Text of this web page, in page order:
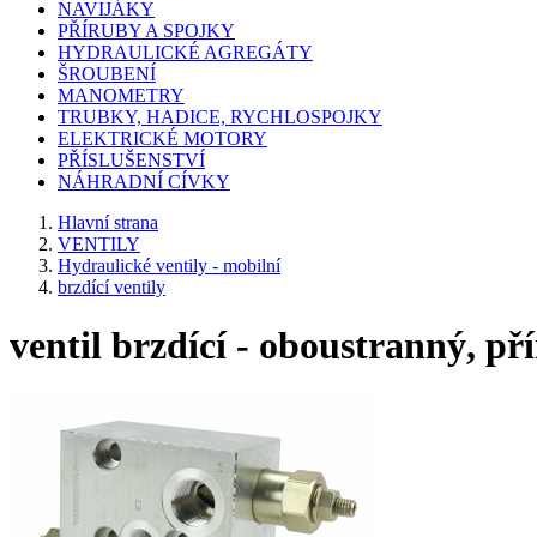
NAVIJÁKY
PŘÍRUBY A SPOJKY
HYDRAULICKÉ AGREGÁTY
ŠROUBENÍ
MANOMETRY
TRUBKY, HADICE, RYCHLOSPOJKY
ELEKTRICKÉ MOTORY
PŘÍSLUŠENSTVÍ
NÁHRADNÍ CÍVKY
Hlavní strana
VENTILY
Hydraulické ventily - mobilní
brzdící ventily
ventil brzdící - oboustranný,